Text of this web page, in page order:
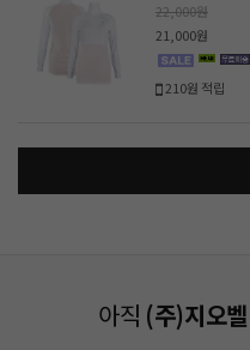
22,000원
21,000원
210원 적립
아직 (주)지오벨